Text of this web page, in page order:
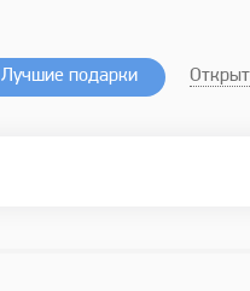
Лучшие подарки